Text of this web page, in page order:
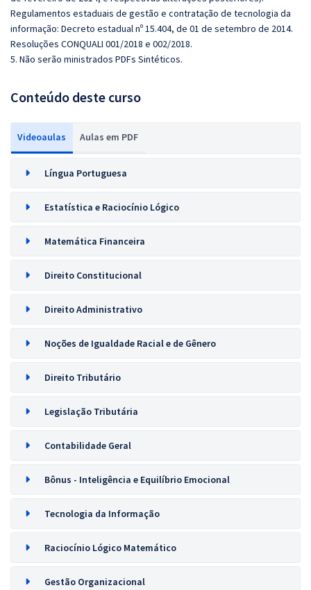
Regulamentos estaduais de gestão e contratação de tecnologia da
informação: Decreto estadual nº 15.404, de 01 de setembro de 2014.
Resoluções CONQUALI 001/2018 e 002/2018.
5. Não serão ministrados PDFs Sintéticos.
Conteúdo deste curso
Videoaulas Aulas em PDF
Língua Portuguesa
Estatística e Raciocínio Lógico
Matemática Financeira
Direito Constitucional
Direito Administrativo
Noções de Igualdade Racial e de Gênero
Direito Tributário
Legislação Tributária
Contabilidade Geral
Bônus - Inteligência e Equilíbrio Emocional
Tecnologia da Informação
Raciocínio Lógico Matemático
Gestão Organizacional